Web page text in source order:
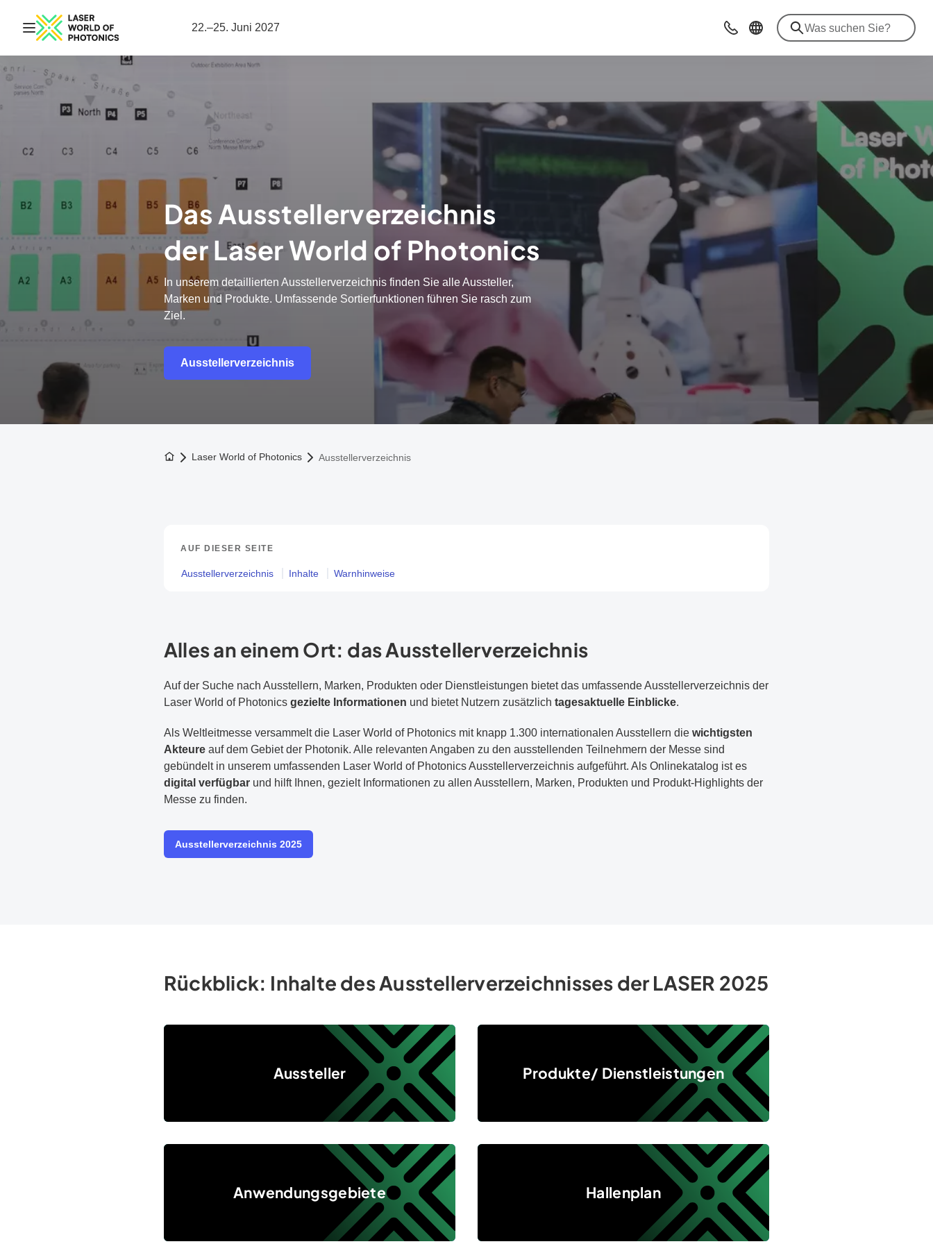
Navigation öffnen 22.–25. Juni 2027 Beratung & Kontakt
Das Ausstellerverzeichnis
der Laser World of Photonics
In unserem detaillierten Ausstellerverzeichnis finden Sie alle Aussteller,
Marken und Produkte. Umfassende Sortierfunktionen führen Sie rasch zum
Ziel.
Ausstellerverzeichnis
Zur Startseite
Laser World of Photonics Ausstellerverzeichnis
AUF DIESER SEITE
Ausstellerverzeichnis Inhalte Warnhinweise
Alles an einem Ort: das Ausstellerverzeichnis
Auf der Suche nach Ausstellern, Marken, Produkten oder Dienstleistungen bietet das umfassende Ausstellerverzeichnis der
Laser World of Photonics gezielte Informationen und bietet Nutzern zusätzlich tagesaktuelle Einblicke.
Als Weltleitmesse versammelt die Laser World of Photonics mit knapp 1.300 internationalen Ausstellern die wichtigsten
Akteure auf dem Gebiet der Photonik. Alle relevanten Angaben zu den ausstellenden Teilnehmern der Messe sind
gebündelt in unserem umfassenden Laser World of Photonics Ausstellerverzeichnis aufgeführt. Als Onlinekatalog ist es
digital verfügbar und hilft Ihnen, gezielt Informationen zu allen Ausstellern, Marken, Produkten und Produkt-Highlights der
Messe zu finden.
Ausstellerverzeichnis 2025
Rückblick: Inhalte des Ausstellerverzeichnisses der LASER 2025
Aussteller
Aussteller
Produkte/ Dienstleistungen
Produkte/ Dienstleistungen
Anwendungsgebiete
Anwendungsgebiete
Hallenplan
Hallenplan